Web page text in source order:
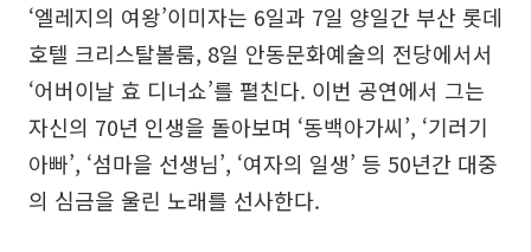
‘엘레지의 여왕’이미자는 6일과 7일 양일간 부산 롯데
호텔 크리스탈볼룸, 8일 안동문화예술의 전당에서서
‘어버이날 효 디너쇼’를 펼친다. 이번 공연에서 그는
자신의 70년 인생을 돌아보며 ‘동백아가씨’, ‘기러기
아빠’, ‘섬마을 선생님’, ‘여자의 일생’ 등 50년간 대중
의 심금을 울린 노래를 선사한다.